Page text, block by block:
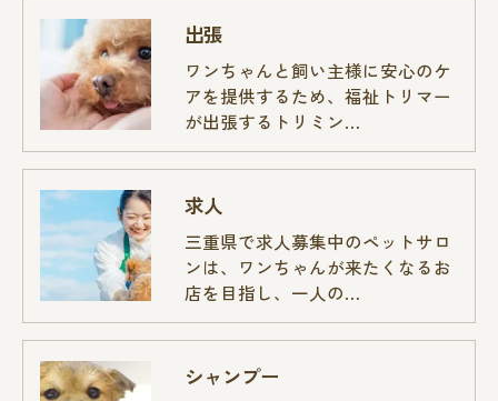
出張
ワンちゃんと飼い主様に安心のケ
アを提供するため、福祉トリマー
が出張するトリミン…
求人
三重県で求人募集中のペットサロ
ンは、ワンちゃんが来たくなるお
店を目指し、一人の…
シャンプー